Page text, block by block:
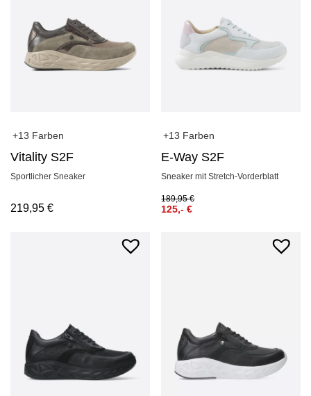
+13 Farben
Vitality S2F
Sportlicher Sneaker
219,95 €
+13 Farben
E-Way S2F
Sneaker mit Stretch-Vorderblatt
189,95€
125,-€